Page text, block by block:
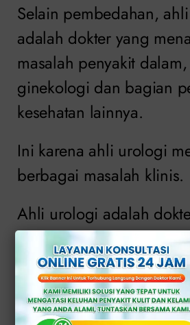
Selain pembedahan,
adalah dokter yang
masalah penyakit
ginekologi dan bagian
kesehatan lainnya.
Ini karena ahli urologi
berbagai masalah klinis.
Ahli urologi adalah
berspesialisasi dalam
memengaruhi saluran
wanita dan anak-anak,
yang memengaruhi